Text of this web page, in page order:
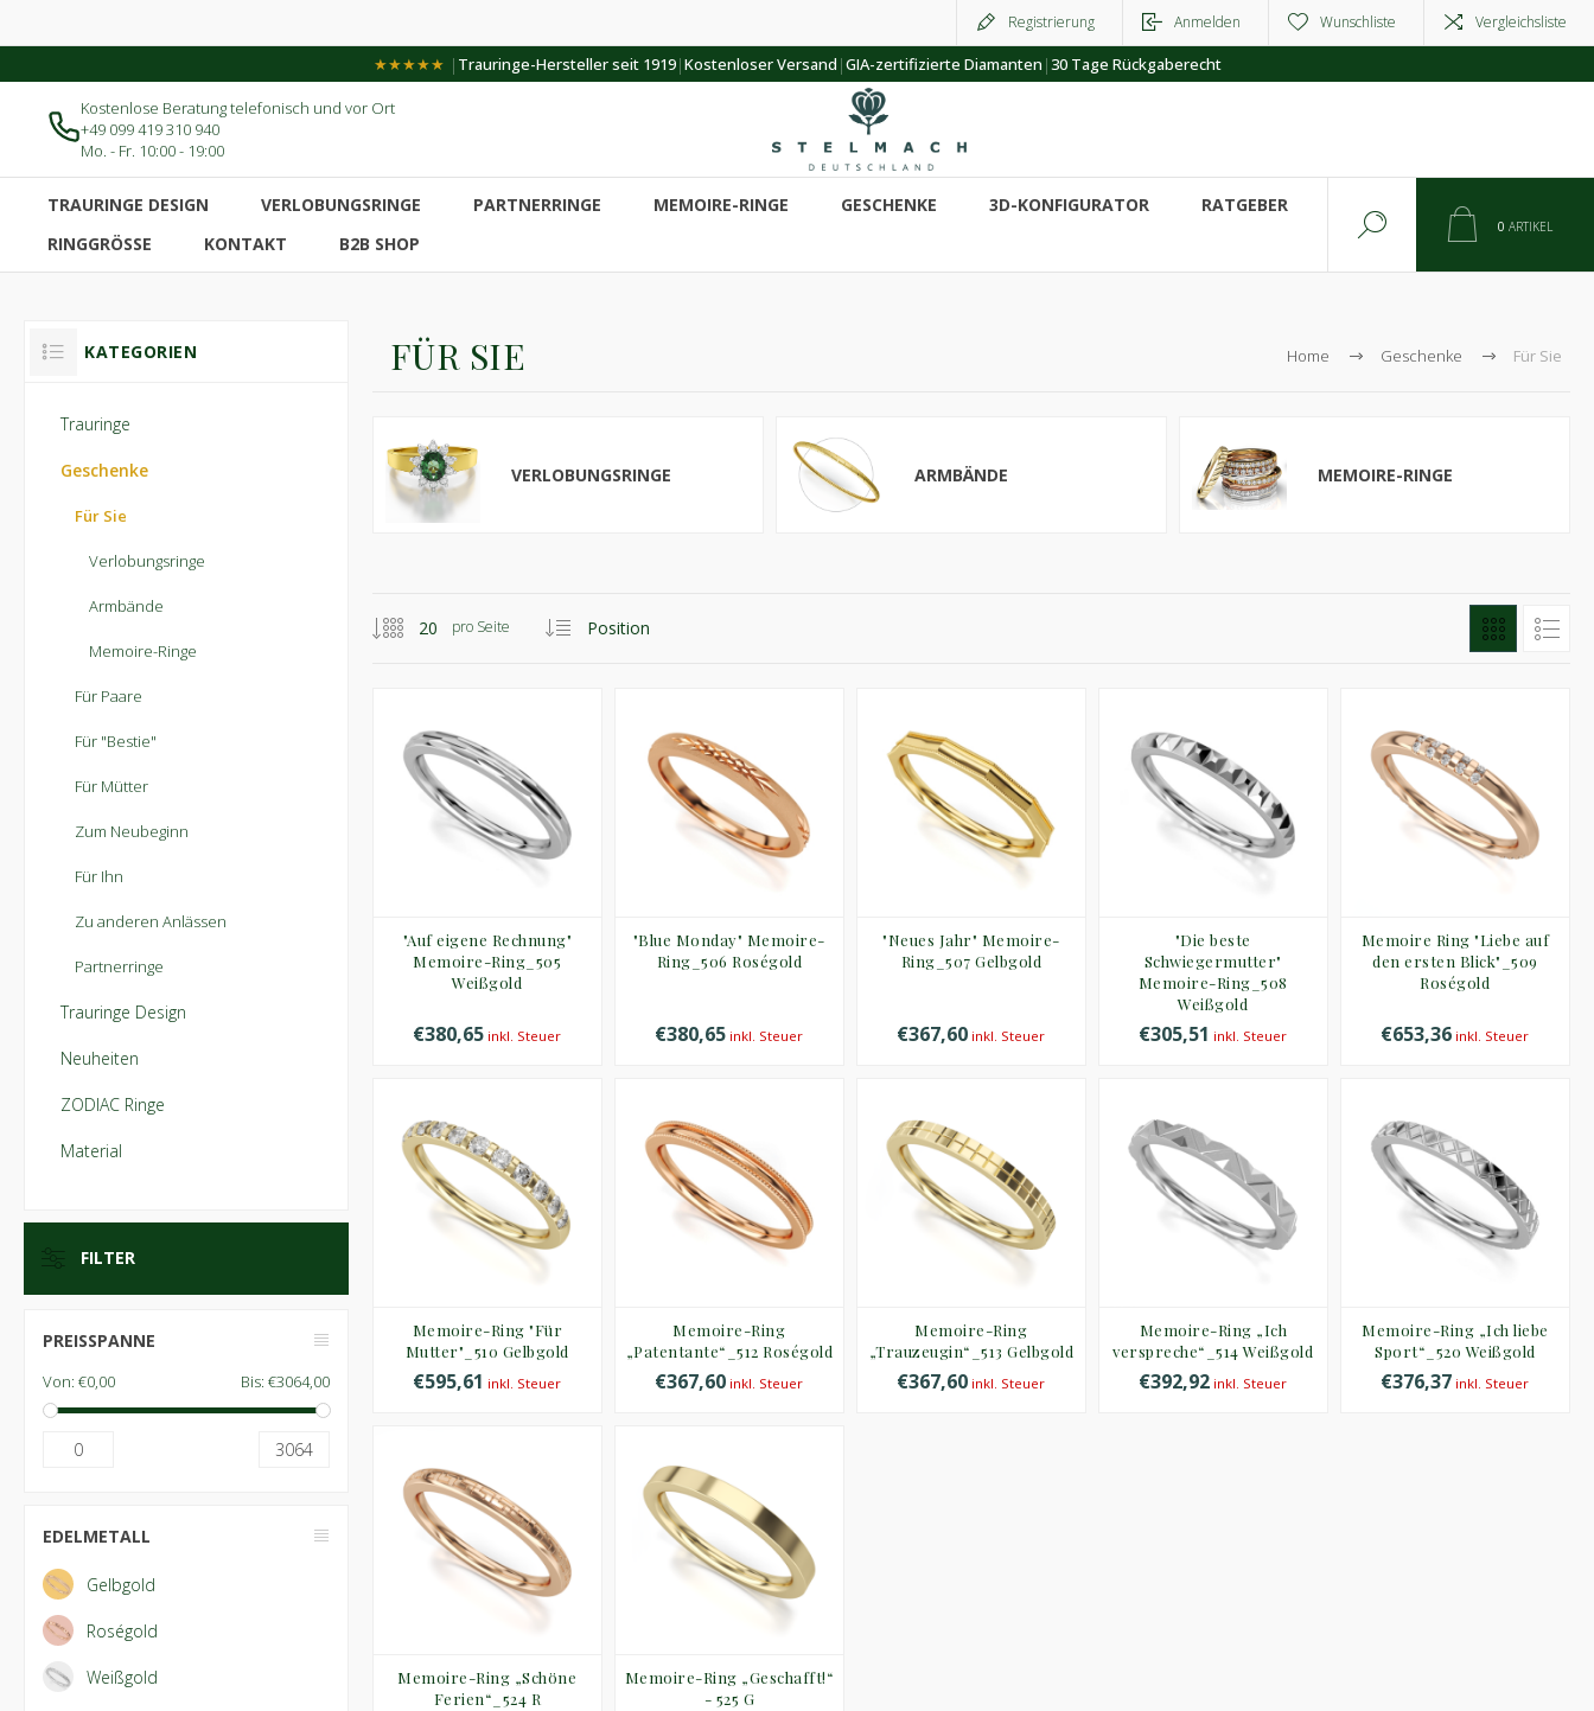
Registrierung Anmelden Wunschliste Vergleichsliste
★★★★★ | Trauringe-Hersteller seit 1919|Kostenloser Versand |GIA-zertifizierte Diamanten |30 Tage Rückgaberecht
Kostenlose Beratung telefonisch und vor Ort
+49 099 419 310 940
Mo. - Fr. 10:00 - 19:00
TRAURINGE DESIGN VERLOBUNGSRINGE PARTNERRINGE MEMOIRE-RINGE GESCHENKE 3D-KONFIGURATOR
RATGEBER
RINGGRÖSSE
KONTAKT B2B SHOP
0 ARTIKEL
Home Geschenke Für Sie
FÜR SIE
VERLOBUNGSRINGE ARMBÄNDE MEMOIRE-RINGE
pro Seite
"Auf eigene Rechnung"
Memoire-Ring_505
Weißgold
€380,65 inkl. Steuer
"Blue Monday" Memoire-
Ring_506 Roségold
€380,65 inkl. Steuer
"Neues Jahr" Memoire-
Ring_507 Gelbgold
€367,60 inkl. Steuer
"Die beste
Schwiegermutter"
Memoire-Ring_508
Weißgold
€305,51 inkl. Steuer
Memoire Ring "Liebe auf
den ersten Blick"_509
Roségold
€653,36 inkl. Steuer
Memoire-Ring "Für
Mutter"_510 Gelbgold
€595,61 inkl. Steuer
Memoire-Ring
„Patentante“_512 Roségold
€367,60 inkl. Steuer
Memoire-Ring
„Trauzeugin“_513 Gelbgold
€367,60 inkl. Steuer
Memoire-Ring „Ich
verspreche“_514 Weißgold
€392,92 inkl. Steuer
Memoire-Ring „Ich liebe
Sport“_520 Weißgold
€376,37 inkl. Steuer
Memoire-Ring „Schöne
Ferien“_524 R
Memoire-Ring „Geschafft!“
- 525 G
KATEGORIEN
Trauringe
Geschenke
Für Sie
Verlobungsringe
Armbände
Memoire-Ringe
Für Paare
Für "Bestie"
Für Mütter
Zum Neubeginn
Für Ihn
Zu anderen Anlässen
Partnerringe
Trauringe Design
Neuheiten
ZODIAC Ringe
Material
FILTER
PREISSPANNE
Von: €0,00 Bis: €3064,00
0 3064
EDELMETALL
Gelbgold
Roségold
Weißgold